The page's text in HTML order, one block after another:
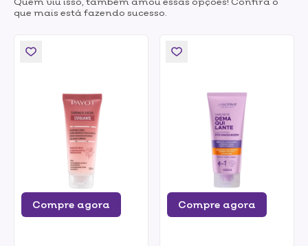
que mais está fazendo sucesso.
Compre agora Compre agora